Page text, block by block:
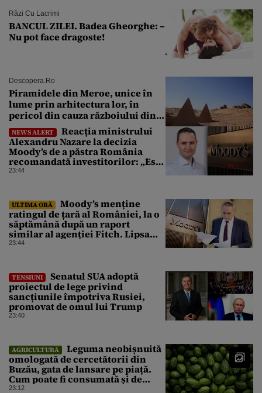
Râzi Cu Lacrimi
BANCUL ZILEI. Badea Gheorghe: –
Nu pot face dragoste!
Descopera.ro
Piramidele din Meroe, unice în
lume prin arhitectura lor, în
pericol din cauza războiului din
Sudan
NEWS ALERT
Reacția ministrului
Alexandru Nazare la decizia
Moody’s de a păstra România
recomandată investitorilor: „Este
un răgaz, dar în niciun caz un
23:44
ULTIMA ORĂ
Moody’s menține
ratingul de țară al României, la o
săptămână după un raport
similar al agenției Fitch. Lipsa
unui guvern cu puteri depline,
23:44
TENSIUNI
Senatul SUA adoptă
proiectul de lege privind
sancțiunile împotriva Rusiei,
promovat de omul lui Trump
23:40
AGRICULTURĂ
Leguma neobișnuită
omologată de cercetătorii din
Buzău, gata de lansare pe piață.
Cum poate fi consumată și de
unde provine soiul
23:12